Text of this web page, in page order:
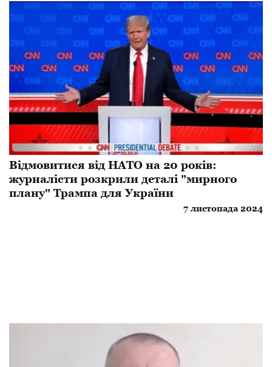
Відмовитися від НАТО на 20 років:
журналісти розкрили деталі "мирного
плану" Трампа для України
7 листопада 2024